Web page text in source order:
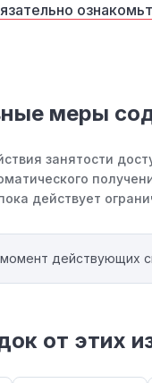
меры
занятости
действует
действующих
от этих